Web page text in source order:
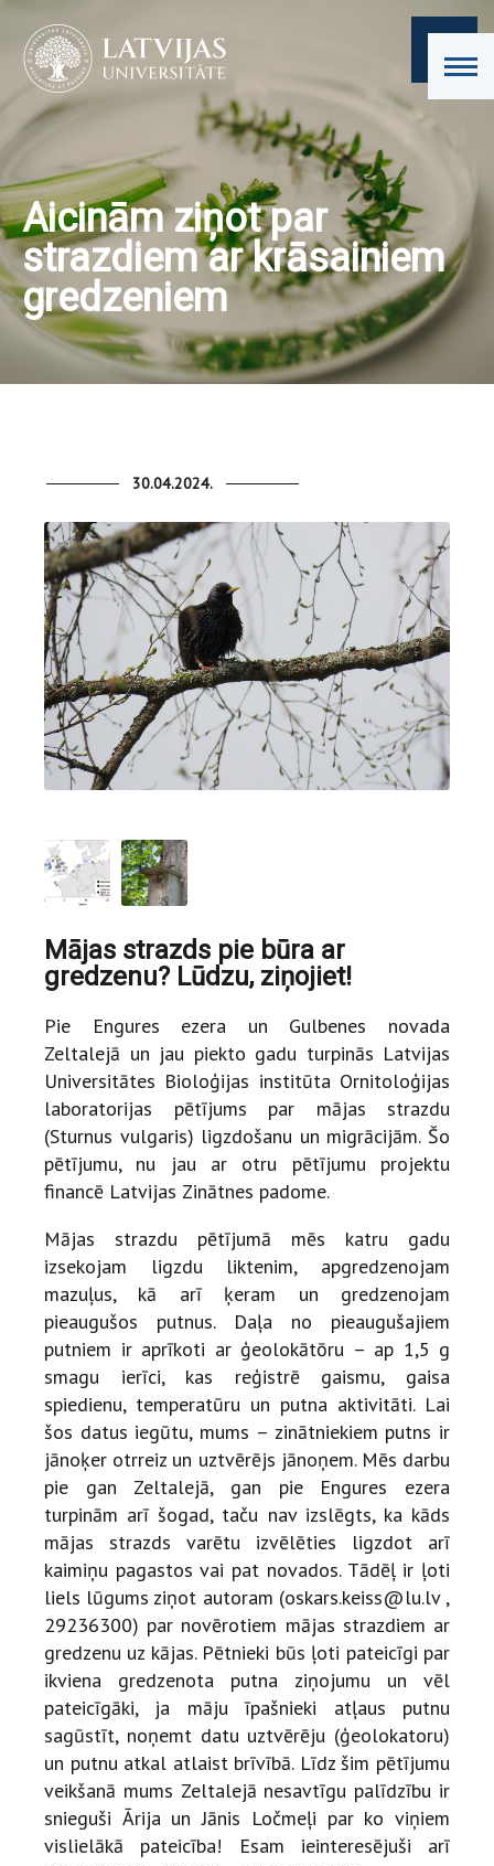
Aicinām ziņot par
strazdiem ar krāsainiem
gredzeniem
30.04.2024.
Mājas strazds pie būra ar
gredzenu? Lūdzu, ziņojiet!
Pie Engures ezera un Gulbenes novada
Zeltalejā un jau piekto gadu turpinās Latvijas
Universitātes Bioloģijas institūta Ornitoloģijas
laboratorijas pētījums par mājas strazdu
(Sturnus vulgaris) ligzdošanu un migrācijām. Šo
pētījumu, nu jau ar otru pētījumu projektu
financē Latvijas Zinātnes padome.
Mājas strazdu pētījumā mēs katru gadu
izsekojam ligzdu liktenim, apgredzenojam
mazuļus, kā arī ķeram un gredzenojam
pieaugušos putnus. Daļa no pieaugušajiem
putniem ir aprīkoti ar ģeolokātōru – ap 1,5 g
smagu ierīci, kas reģistrē gaismu, gaisa
spiedienu, temperatūru un putna aktivitāti. Lai
šos datus iegūtu, mums – zinātniekiem putns ir
jānoķer otrreiz un uztvērējs jānoņem. Mēs darbu
pie gan Zeltalejā, gan pie Engures ezera
turpinām arī šogad, taču nav izslēgts, ka kāds
mājas strazds varētu izvēlēties ligzdot arī
kaimiņu pagastos vai pat novados. Tādēļ ir ļoti
liels lūgums ziņot autoram (oskars.keiss@lu.lv ,
29236300) par novērotiem mājas strazdiem ar
gredzenu uz kājas. Pētnieki būs ļoti pateicīgi par
ikviena gredzenota putna ziņojumu un vēl
pateicīgāki, ja māju īpašnieki atļaus putnu
sagūstīt, noņemt datu uztvērēju (ģeolokatoru)
un putnu atkal atlaist brīvībā. Līdz šim pētījumu
veikšanā mums Zeltalejā nesavtīgu palīdzību ir
snieguši Ārija un Jānis Ločmeļi par ko viņiem
vislielākā pateicība! Esam ieinteresējuši arī